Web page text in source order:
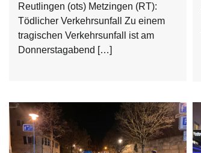
Reutlingen (ots) Metzingen (RT):
Tödlicher Verkehrsunfall Zu einem
tragischen Verkehrsunfall ist am
Donnerstagabend […]